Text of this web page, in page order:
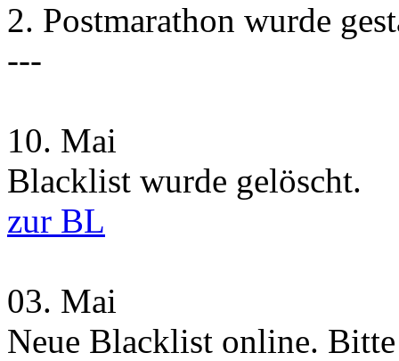
2. Postmarathon wurde
---
10. Mai
Blacklist wurde gelöscht.
zur BL
03. Mai
Neue Blacklist online.